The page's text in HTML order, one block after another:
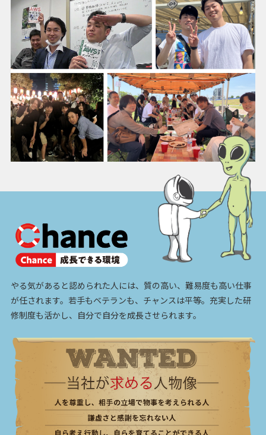
やる気があると認められた人には、質の高い、難易度も高い仕事
が任されます。若手もベテランも、チャンスは平等。充実した研
修制度も活かし、自分で自分を成長させられます。